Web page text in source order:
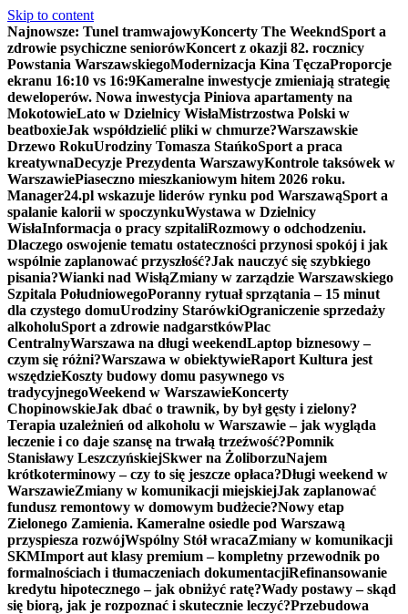
Skip to content
Najnowsze: Tunel tramwajowyKoncerty The WeekndSport a
zdrowie psychiczne seniorówKoncert z okazji 82. rocznicy
Powstania WarszawskiegoModernizacja Kina TęczaProporcje
ekranu 16:10 vs 16:9Kameralne inwestycje zmieniają strategię
deweloperów. Nowa inwestycja Piniova apartamenty na
MokotowieLato w Dzielnicy WisłaMistrzostwa Polski w
beatboxieJak współdzielić pliki w chmurze?Warszawskie
Drzewo RokuUrodziny Tomasza StańkoSport a praca
kreatywnaDecyzje Prezydenta WarszawyKontrole taksówek w
WarszawiePiaseczno mieszkaniowym hitem 2026 roku.
Manager24.pl wskazuje liderów rynku pod WarszawąSport a
spalanie kalorii w spoczynkuWystawa w Dzielnicy
WisłaInformacja o pracy szpitaliRozmowy o odchodzeniu.
Dlaczego oswojenie tematu ostateczności przynosi spokój i jak
wspólnie zaplanować przyszłość?Jak nauczyć się szybkiego
pisania?Wianki nad WisłąZmiany w zarządzie Warszawskiego
Szpitala PołudniowegoPoranny rytuał sprzątania – 15 minut
dla czystego domuUrodziny StarówkiOgraniczenie sprzedaży
alkoholuSport a zdrowie nadgarstkówPlac
CentralnyWarszawa na długi weekendLaptop biznesowy –
czym się różni?Warszawa w obiektywieRaport Kultura jest
wszędzieKoszty budowy domu pasywnego vs
tradycyjnegoWeekend w WarszawieKoncerty
ChopinowskieJak dbać o trawnik, by był gęsty i zielony?
Terapia uzależnień od alkoholu w Warszawie – jak wygląda
leczenie i co daje szansę na trwałą trzeźwość?Pomnik
Stanisławy LeszczyńskiejSkwer na ŻoliborzuNajem
krótkoterminowy – czy to się jeszcze opłaca?Długi weekend w
WarszawieZmiany w komunikacji miejskiejJak zaplanować
fundusz remontowy w domowym budżecie?Nowy etap
Zielonego Zamienia. Kameralne osiedle pod Warszawą
przyspiesza rozwójWspólny Stół wracaZmiany w komunikacji
SKMImport aut klasy premium – kompletny przewodnik po
formalnościach i tłumaczeniach dokumentacjiRefinansowanie
kredytu hipotecznego – jak obniżyć ratę?Wady postawy – skąd
się biorą, jak je rozpoznać i skutecznie leczyć?Przebudowa